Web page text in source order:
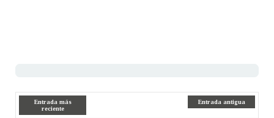
Entrada más
reciente
Entrada antigua